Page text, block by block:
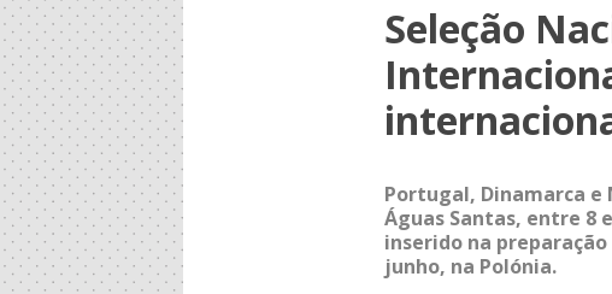
Seleção
Portugal, Dinamarca e
Águas Santas, entre 8
inserido na preparação
junho, na Polónia.